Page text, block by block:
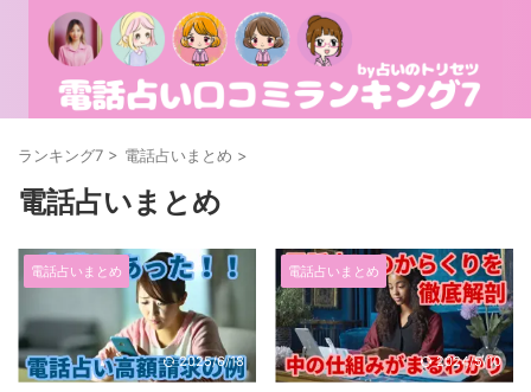
ランキング7 > 電話占いまとめ >
電話占いまとめ
電話占いまとめ
2025/6/18
電話占いまとめ
2024/5/10